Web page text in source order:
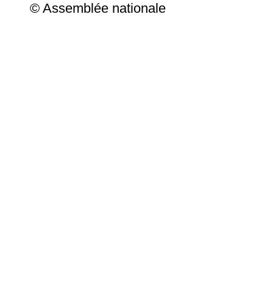
© Assemblée nationale